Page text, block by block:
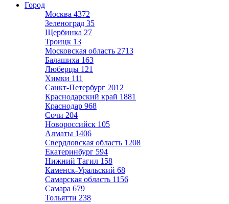
Город
Москва 4372
Зеленоград 35
Щербинка 27
Троицк 13
Московская область 2713
Балашиха 163
Люберцы 121
Химки 111
Санкт-Петербург 2012
Краснодарский край 1881
Краснодар 968
Сочи 204
Новороссийск 105
Алматы 1406
Свердловская область 1208
Екатеринбург 594
Нижний Тагил 158
Каменск-Уральский 68
Самарская область 1156
Самара 679
Тольятти 238